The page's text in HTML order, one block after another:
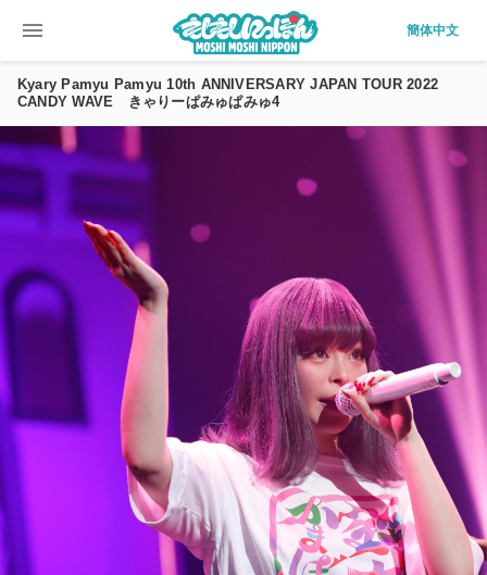
menu 簡体中文
Kyary Pamyu Pamyu 10th ANNIVERSARY JAPAN TOUR 2022
CANDY WAVE きゃりーぱみゅぱみゅ4